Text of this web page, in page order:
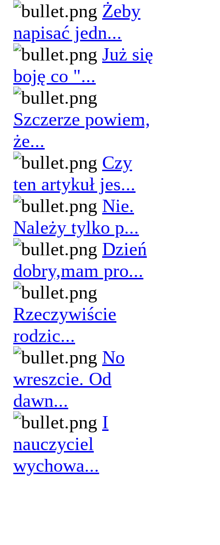
Żeby
napisać jedn...
Już się
boję co "...
Szczerze powiem,
że...
Czy
ten artykuł jes...
Nie.
Należy tylko p...
Dzień
dobry,mam pro...
Rzeczywiście
rodzic...
No
wreszcie. Od
dawn...
I
nauczyciel
wychowa...